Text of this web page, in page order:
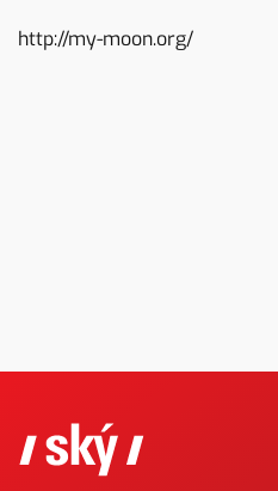
http://my-moon.org/